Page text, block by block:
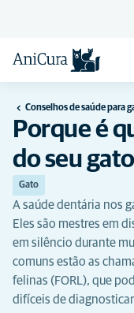
Conselhos de saúde para
Porque é
do seu
Gato
A saúde dentária nos
Eles são mestres em
em silêncio durante
comuns estão as
felinas (FORL), que
difíceis de